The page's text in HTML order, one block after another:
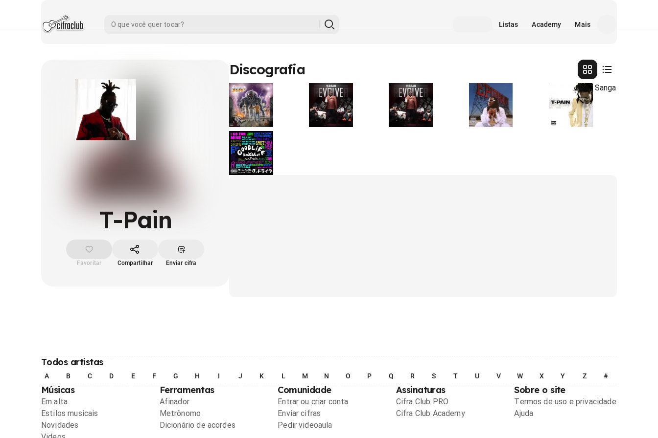
Listas Academy Mais
T-Pain
Favoritar Compartilhar Enviar cifra
Discografia
1UP
2019
•
Álbum
RevoloveR
2011
Álbum
rEVOLVEr
2011
Álbum
Epiphany
2007
•
Álbum
Rappa Ternt Sanga
2005
•
Álbum
Good Life
2007
•
Single/EP
Todos artistas
A B C D E F G H I J K L M N O P Q R S T U V W X Y Z #
Músicas
Em alta
Estilos musicais
Novidades
Ferramentas
Afinador
Metrônomo
Dicionário de acordes
Comunidade
Entrar ou criar conta
Enviar cifras
Pedir videoaula
Assinaturas
Cifra Club PRO
Cifra Club Academy
Sobre o site
Termos de uso e privacidade
Ajuda